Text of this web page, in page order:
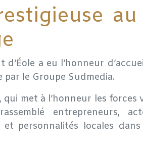
d’Éole a eu l’honneur
par le Groupe Sudmedia.
met à l’honneur les forces
entrepreneurs,
personnalités locales